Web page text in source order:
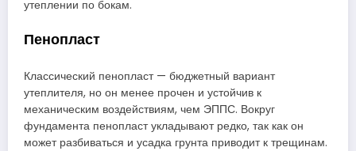
утеплении по бокам.
Пенопласт
Классический пенопласт — бюджетный вариант
утеплителя, но он менее прочен и устойчив к
механическим воздействиям, чем ЭППС. Вокруг
фундамента пенопласт укладывают редко, так как он
может разбиваться и усадка грунта приводит к трещинам.